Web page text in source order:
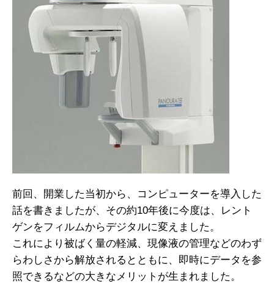
前回、開業した当初から、コンピューターを導入した
話を書きましたが、その約10年後に今度は、レント
ゲンをフィルムからデジタルに変えました。
これにより被ばく量の軽減、現像液の管理などのわず
らわしさから解放されるとともに、即時にデータを参
照できるなどの大きなメリットが生まれました。